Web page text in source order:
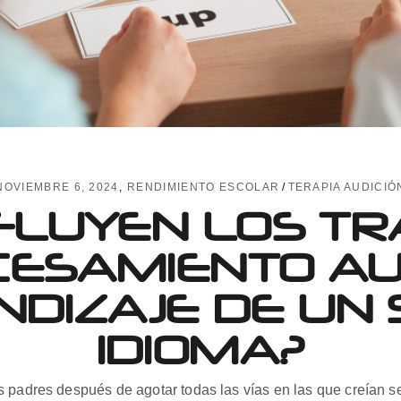
6, 2024 RENDIMIENTO ESCOLAR TERAPIA
LOS
DE UN
IDIOMA?
padres después de agotar todas las vías en las que creían